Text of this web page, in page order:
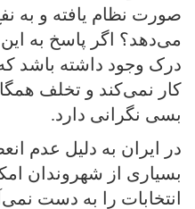
صورت نظام یافته و به
می‌دهد؟ اگر پاسخ به
درک وجود داشته باشد
کار نمی‌کند و تخلف
بسی نگرانی دارد.
در ایران به دلیل عدم
بسیاری از شهروندان
انتخابات را به دست